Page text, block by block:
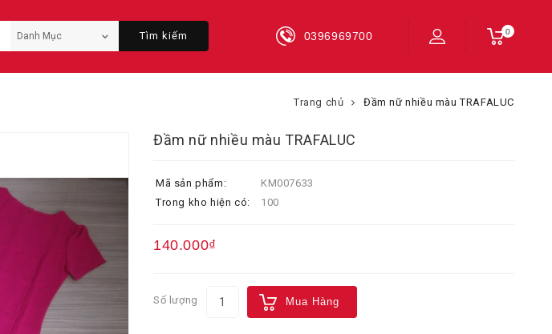
0
0396969700
Tìm kiếm
Trang chủ Đầm nữ nhiều màu TRAFALUC
Đầm nữ nhiều màu TRAFALUC
Mã sản phẩm:
KM007633
Trong kho hiện có:
100
140.000₫
Số lượng Mua Hàng